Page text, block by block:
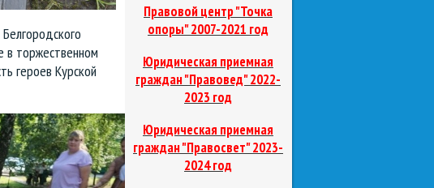
в торжественном
героев Курской
Правовой центр "Точка
опоры" 2007-2021 год
Юридическая приемная
граждан "Правовед"2022-
2023 год
Юридическая приемная
граждан "Правосвет"2023-
2024 год